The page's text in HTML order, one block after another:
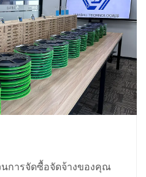
นการจัดซื้อจัดจ้างของคุณ